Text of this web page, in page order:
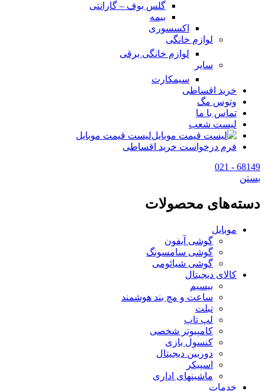
گلس بوف – گارانتی
بیمه
اکسسوری
لوازم خانگی
لوازم خانگی برقی
سایر
سیمکارت
خرید اقساطی
وتوس مگ
تماس با ما
لیست شعب
لیست قیمت موبایل
فرم درخواست خرید اقساطی
68149 - 021
بستن
دسته‌های محصولات
موبایل
گوشی آیفون
گوشی سامسونگ
گوشی شیائومی
کالای دیجیتال
بیسیم
ساعت و مچ بند هوشمند
تبلت
لپ تاپ
کامپیوتر شخصی
کنسول بازی
دوربین دیجیتال
اسپیکر
ماشینهای اداری
خدمات